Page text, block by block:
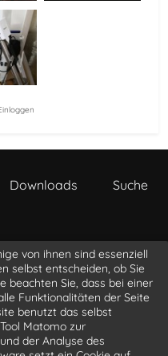
Downloads
Suche
o n b i t . c o m
@LionBit76
von ihnen sind essenziell
selbst entscheiden, ob Sie
beachten Sie, dass bei einer
Funktionalitäten der Seite
benutzt das selbst
Matomo zur
der Analyse des